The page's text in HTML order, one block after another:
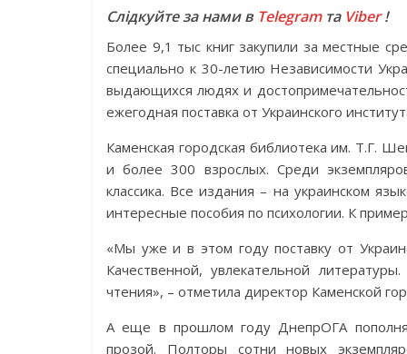
Слідкуйте за нами в Telegramта Viber!
Более 9,1 тыс книг закупили за местные
специально к 30-летию Независимости
выдающихся людях и
ежегодная поставка от Украинского
Каменская городская библиотека им. Т.Г.
и более 300 взрослых. Среди
классика. Все издания – на украинском
интересные пособия по психологии. К
«Мы уже и в этом году поставку от
Качественной, увлекательной
чтения», – отметила директор Каменской
А еще в прошлом году ДнепрОГА
прозой. Полторы сотни новых